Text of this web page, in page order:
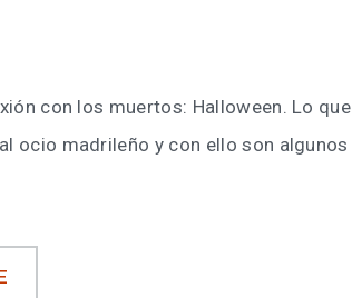
con los muertos: Halloween. Lo que
ocio madrileño y con ello son algunos